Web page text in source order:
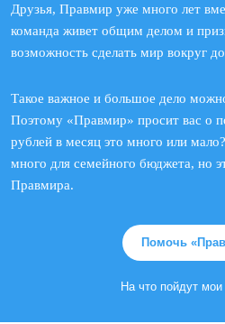
Друзья, Правмир уже много лет
команда живет общим делом и
возможность сделать мир вокруг
Такое важное и большое дело
Поэтому «Правмир» просит вас о
рублей в месяц это много или
много для семейного бюджета, но
Правмира.
Помочь
На что пойдут мои